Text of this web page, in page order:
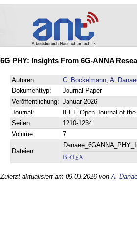
6G PHY: Insights From 6G-ANNA
Autoren: C. Bockelmann, A.
Dokumenttyp:
Journal Paper
Veröffentlichung: Januar 2026
Journal:
IEEE Open Journal of
Seiten:
1210-1234
Volume:
7
Dateien:
BibTEX
Zuletzt aktualisiert am 09.03.2026 vonA.